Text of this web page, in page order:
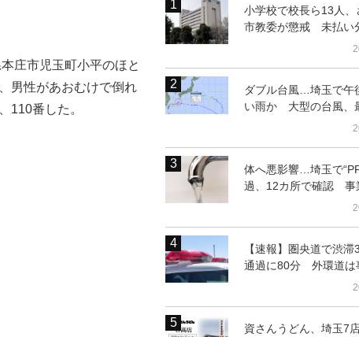
庄市児玉町小平のほと
男性があおむけで倒れ
110番した。
小学校で校長ら13人、
市教委が懲戒 未払い
ダブル台風…埼玉で午
い雨か 大型の台風、
体へ悪影響…埼玉で
過、12カ所で確認 事
【速報】圏央道で渋滞
通過に80分 外環道は
資さんうどん、埼玉7